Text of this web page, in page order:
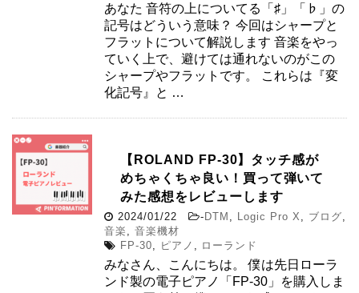
あなた 音符の上についてる「♯」「♭」の
記号はどういう意味？ 今回はシャープと
フラットについて解説します 音楽をやっ
ていく上で、避けては通れないのがこの
シャープやフラットです。 これらは『変
化記号』と …
【ROLAND FP-30】タッチ感が
めちゃくちゃ良い！買って弾いて
みた感想をレビューします
2024/01/22 -DTM Logic Pro X ブログ
音楽
音楽機材
FP-30
ピアノ ローランド
みなさん、こんにちは。 僕は先日ローラ
ンド製の電子ピアノ「FP-30」を購入しま